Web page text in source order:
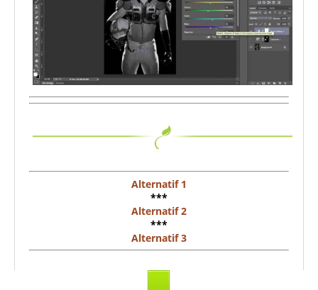
Alternatif 1
***
Alternatif 2
***
Alternatif 3